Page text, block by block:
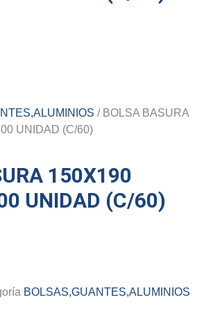
/ BOLSA BASURA
UNIDAD (C/60)
150X190
UNIDAD (C/60)
BOLSAS,GUANTES,ALUMINIOS